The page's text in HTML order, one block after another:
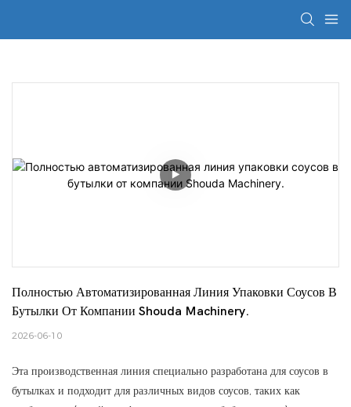
Полностью Автоматизированная Линия Упаковки Соусов В
Бутылки От Компании Shouda Machinery.
2026-06-10
Эта производственная линия специально разработана для соусов в
бутылках и подходит для различных видов соусов, таких как